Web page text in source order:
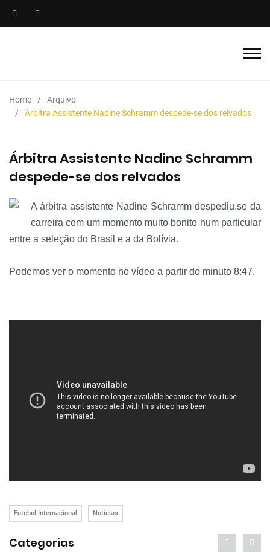
Home
Arquivo
Árbitra Assistente Nadine Schramm despede-se dos relvados
Árbitra Assistente Nadine Schramm
despede-se dos relvados
A árbitra assistente Nadine Schramm despediu.se da
carreira com um momento muito bonito num particular
entre a seleção do Brasil e a da Bolívia.
Podemos ver o momento no vídeo a partir do minuto 8:47.
Futebol Internacional Notícias
Categorias